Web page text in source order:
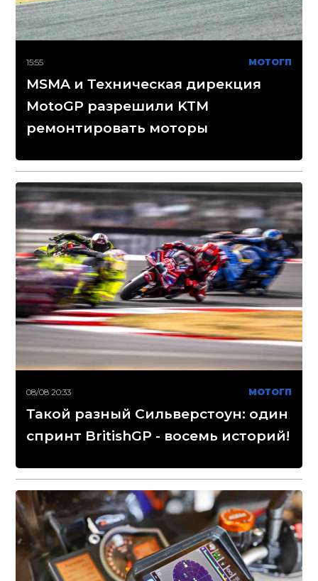
15:55 МОТОГП
MSMA и Техническая дирекция
MotoGP разрешили KTM
ремонтировать моторы
08/08 20:33 МОТОГП
Такой разный Сильверстоун: один
спринт BritishGP - восемь историй!